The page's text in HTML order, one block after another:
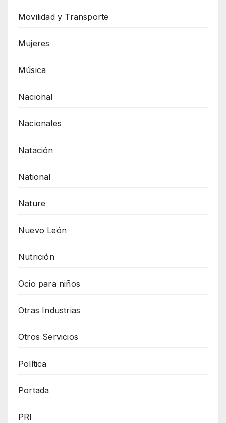
Movilidad y Transporte
Mujeres
Música
Nacional
Nacionales
Natación
National
Nature
Nuevo León
Nutrición
Ocio para niños
Otras Industrias
Otros Servicios
Política
Portada
PRI